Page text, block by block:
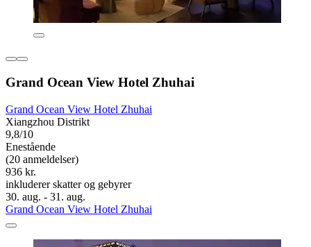
Grand Ocean View Hotel Zhuhai
Grand Ocean View Hotel Zhuhai
Xiangzhou Distrikt
9,8/10
Enestående
(20 anmeldelser)
936 kr.
inkluderer skatter og gebyrer
30. aug. - 31. aug.
Grand Ocean View Hotel Zhuhai